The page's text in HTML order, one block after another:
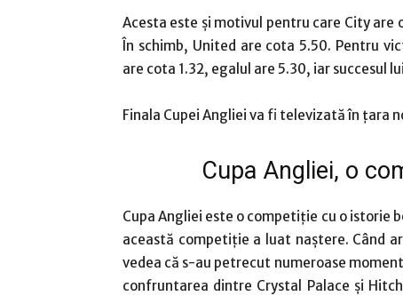
Acesta este și motivul pentru care City are
În schimb, United are cota 5.50. Pentru
are cota 1.32, egalul are 5.30, iar succesul
Finala Cupei Angliei va fi televizată în țara
Cupa Angliei, o
Cupa Angliei este o competiție cu o istorie
această competiție a luat naștere. Când
vedea că s-au petrecut numeroase
confruntarea dintre Crystal Palace și